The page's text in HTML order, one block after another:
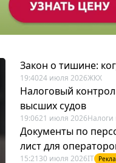
Закон о тишине:
19:4024 июля 2026ЖКХ
Налоговый
высших судов
19:0621 июля 2026Налоги
Документы по
лист для
15:21 30 июля 2026IT